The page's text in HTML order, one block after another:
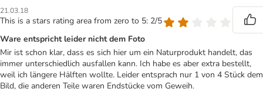
21.03.18
This is a stars rating area from zero to 5: 2/5
Ware entspricht leider nicht dem Foto
Mir ist schon klar, dass es sich hier um ein Naturprodukt handelt, das
immer unterschiedlich ausfallen kann. Ich habe es aber extra bestellt,
weil ich längere Hälften wollte. Leider entsprach nur 1 von 4 Stück dem
Bild, die anderen Teile waren Endstücke vom Geweih.